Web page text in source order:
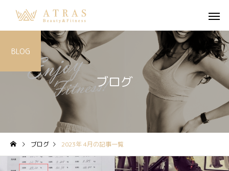
ブログ
BLOG
ブログ 2023年 4月の記事一覧